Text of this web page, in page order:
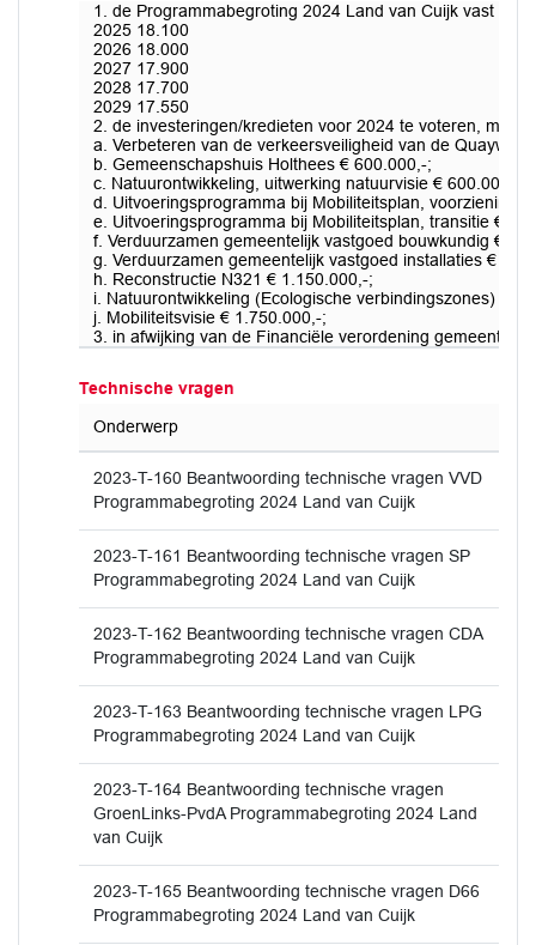
1. de Programmabegroting 2024 Land van Cuijk vast te
2025 18.100
2026 18.000
2027 17.900
2028 17.700
2029 17.550
2. de investeringen/kredieten voor 2024 te voteren, met
a. Verbeteren van de verkeersveiligheid van de Quayweg
b. Gemeenschapshuis Holthees € 600.000,-;
c. Natuurontwikkeling, uitwerking natuurvisie € 600.000,-;
d. Uitvoeringsprogramma bij Mobiliteitsplan,
e. Uitvoeringsprogramma bij Mobiliteitsplan, transitie €
f. Verduurzamen gemeentelijk vastgoed bouwkundig €
g. Verduurzamen gemeentelijk vastgoed installaties €
h. Reconstructie N321 € 1.150.000,-;
i. Natuurontwikkeling (Ecologische verbindingszones) €
j. Mobiliteitsvisie € 1.750.000,-;
3. in afwijking van de Financiële verordening gemeente
Technische vragen
Onderwerp
2023-T-160 Beantwoording technische vragen VVD
Programmabegroting 2024 Land van Cuijk
2023-T-161 Beantwoording technische vragen SP
Programmabegroting 2024 Land van Cuijk
2023-T-162 Beantwoording technische vragen CDA
Programmabegroting 2024 Land van Cuijk
2023-T-163 Beantwoording technische vragen LPG
Programmabegroting 2024 Land van Cuijk
2023-T-164 Beantwoording technische vragen
GroenLinks-PvdA Programmabegroting 2024 Land
van Cuijk
2023-T-165 Beantwoording technische vragen D66
Programmabegroting 2024 Land van Cuijk